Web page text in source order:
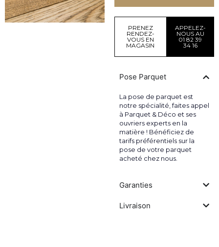
PRENEZ
RENDEZ-
VOUS EN
MAGASIN
APPELEZ-
NOUS AU
01 82 39
34 16
Pose Parquet
La pose de parquet est
notre spécialité, faites appel
à Parquet & Déco et ses
ouvriers experts en la
matière ! Bénéficiez de
tarifs préférentiels sur la
pose de votre parquet
acheté chez nous.
Garanties
Livraison